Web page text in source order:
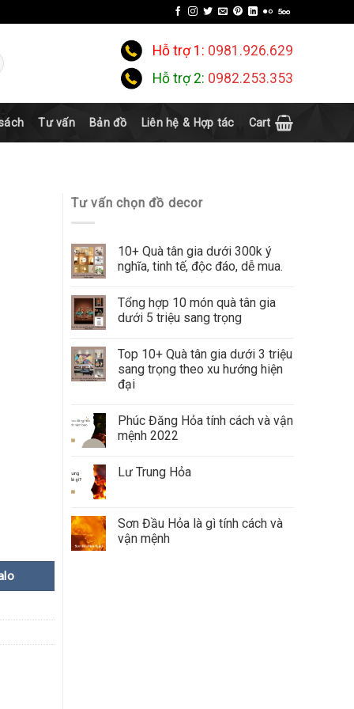
Hỗ trợ 1: 0981.926.629
Hỗ trợ 2: 0982.253.353
Tư vấn Bản đồ Liên hệ & Hợp tác Cart
Tư vấn chọn đồ decor
10+ Quà tân gia dưới 300k ý
nghĩa, tinh tế, độc đáo, dễ mua.
Tổng hợp 10 món quà tân gia
dưới 5 triệu sang trọng
Top 10+ Quà tân gia dưới 3 triệu
sang trọng theo xu hướng hiện
đại
Phúc Đăng Hỏa tính cách và vận
mệnh 2022
Lư Trung Hỏa
Sơn Đầu Hỏa là gì tính cách và
vận mệnh